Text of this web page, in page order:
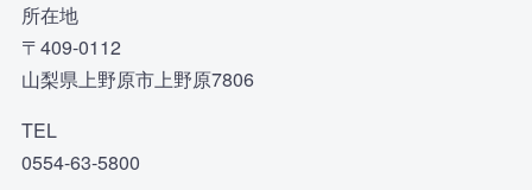
所在地
〒409-0112
山梨県上野原市上野原7806
TEL
0554-63-5800